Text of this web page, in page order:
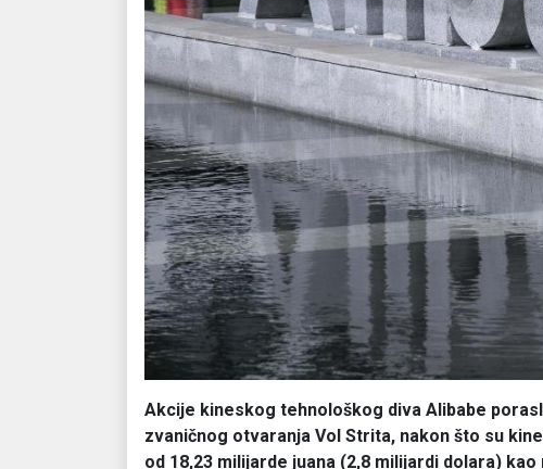
Akcije kineskog tehnološkog diva Alibabe
zvaničnog otvaranja Vol Strita, nakon što su
od 18,23 milijarde juana (2,8 milijardi dolara)